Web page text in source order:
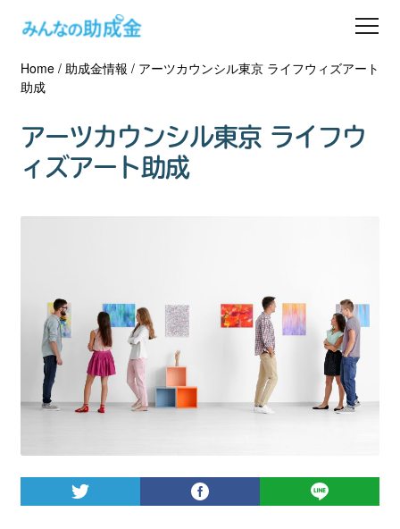
助成金を探す
士業の方へ
助成金コラム
会員登録
ログイン
Home/ 助成金情報 / アーツカウンシル東京 ライフウィズアート
助成
アーツカウンシル東京 ライフウ
ィズアート助成